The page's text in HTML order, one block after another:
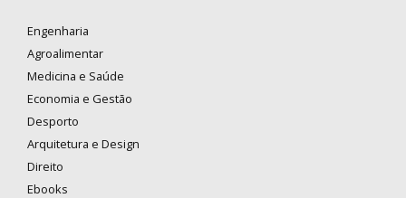
Engenharia
Agroalimentar
Medicina e Saúde
Economia e Gestão
Desporto
Arquitetura e Design
Direito
Ebooks